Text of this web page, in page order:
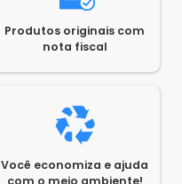
Produtos originais com
nota fiscal
Você economiza e ajuda